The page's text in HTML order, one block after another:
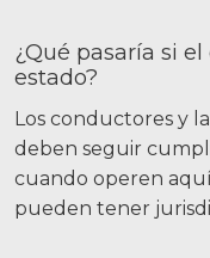
¿Qué pasaría si
estado?
Los conductores y
deben seguir
cuando operen
pueden tener